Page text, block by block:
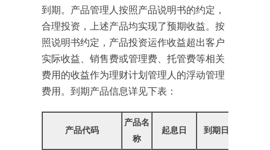
到期。产品管理人按照产品说明书的约定，
合理投资，上述产品均实现了预期收益。按
照说明书约定，产品投资运作收益超出客户
实际收益、销售费或管理费、托管费等相关
费用的收益作为理财计划管理人的浮动管理
费用。到期产品信息详见下表：
产品代码
产品名
称
起息日 到期日